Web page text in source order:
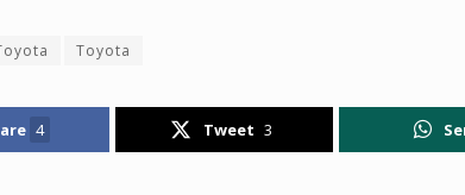
Toyota
4 Tweet 3